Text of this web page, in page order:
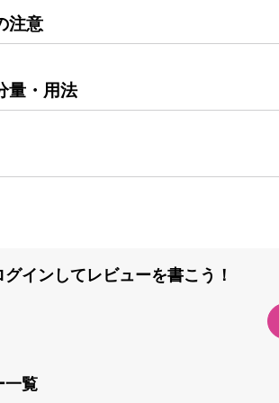
注意
量・用法
インしてレビューを書こう！
一覧